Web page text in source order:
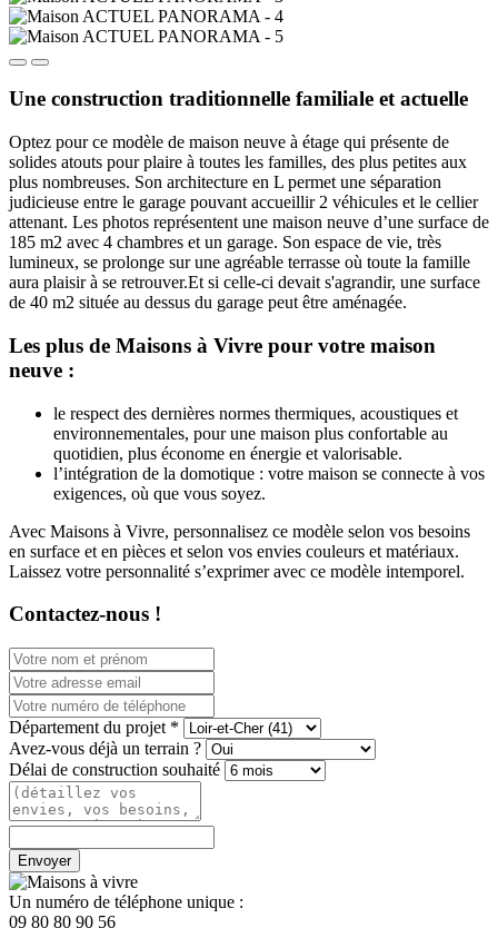
Une construction traditionnelle familiale et actuelle
Optez pour ce modèle de maison neuve à étage qui présente de
solides atouts pour plaire à toutes les familles, des plus petites aux
plus nombreuses. Son architecture en L permet une séparation
judicieuse entre le garage pouvant accueillir 2 véhicules et le cellier
attenant. Les photos représentent une maison neuve d’une surface de
185 m2 avec 4 chambres et un garage. Son espace de vie, très
lumineux, se prolonge sur une agréable terrasse où toute la famille
aura plaisir à se retrouver.Et si celle-ci devait s'agrandir, une surface
de 40 m2 située au dessus du garage peut être aménagée.
Les plus de Maisons à Vivre pour votre maison
neuve :
le respect des dernières normes thermiques, acoustiques et
environnementales, pour une maison plus confortable au
quotidien, plus économe en énergie et valorisable.
l’intégration de la domotique : votre maison se connecte à vos
exigences, où que vous soyez.
Avec Maisons à Vivre, personnalisez ce modèle selon vos besoins
en surface et en pièces et selon vos envies couleurs et matériaux.
Laissez votre personnalité s’exprimer avec ce modèle intemporel.
Contactez-nous !
Département du projet *
Avez-vous déjà un terrain ?
Délai de construction souhaité
Envoyer
Un numéro de téléphone unique :
09 80 80 90 56